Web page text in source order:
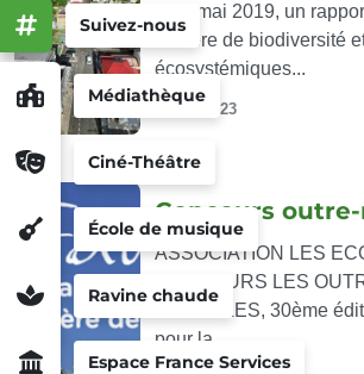
Médiathèque
Ciné-Théâtre
École de musique
Ravine chaude
Espace France Services
Suivez-nous
Le 6 mai 2019, un
matière de biodiversité
écosystémiques...
Mai 2023
ASSOCIATION LES
CONCOURS LES
DURABLES, 30ème
pour la...